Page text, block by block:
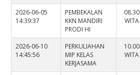
2026-06-05
14:39:37
PEMBEKALAN
KKN MANDIRI
PRODI HI
08.30
WITA
2026-06-10
14:45:56
PERKULIAHAN
MIP KELAS
KERJASAMA
10.00
WITA